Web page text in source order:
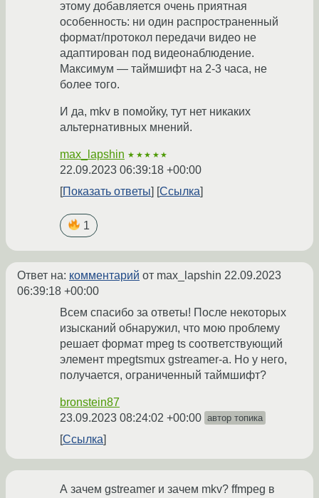
этому добавляется очень приятная
особенность: ни один распространенный
формат/протокол передачи видео не
адаптирован под видеонаблюдение.
Максимум — таймшифт на 2-3 часа, не
более того.
И да, mkv в помойку, тут нет никаких
альтернативных мнений.
max_lapshin ★★★★★
22.09.2023 06:39:18 +00:00
Показать ответы
Ссылка
1
Ответ на: комментарий от max_lapshin 22.09.2023
06:39:18 +00:00
Всем спасибо за ответы! После некоторых
изысканий обнаружил, что мою проблему
решает формат mpeg ts соответствующий
элемент mpegtsmux gstreamer-а. Но у него,
получается, ограниченный таймшифт?
bronstein87
23.09.2023 08:24:02 +00:00 автор топика
Ссылка
А зачем gstreamer и зачем mkv? ffmpeg в